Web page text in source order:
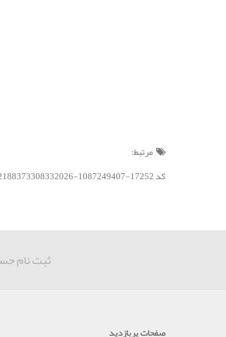
مرتبط:
کد BSC : 192188373308332026-1087249407-17252;
ثبت نام
صفحات پربازدید